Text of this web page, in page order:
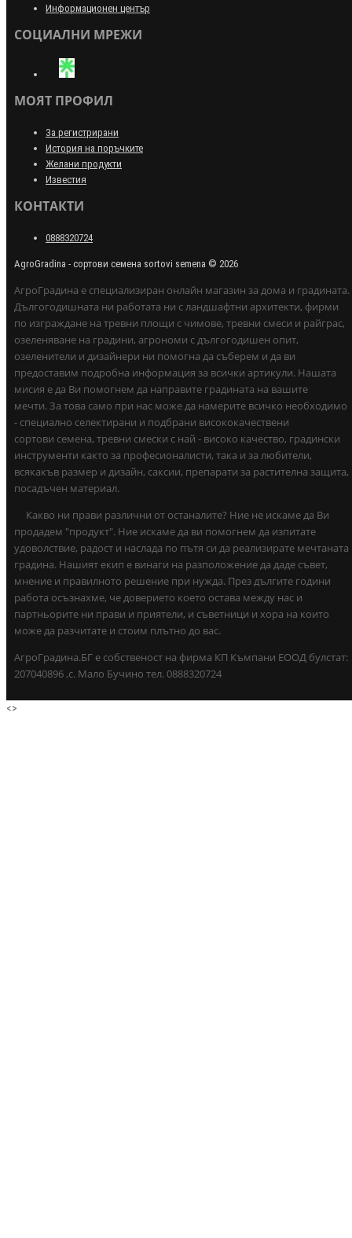
Информационен център
СОЦИАЛНИ МРЕЖИ
МОЯТ ПРОФИЛ
За регистрирани
История на поръчките
Желани продукти
Известия
КОНТАКТИ
0888320724
AgroGradina - сортови семена sortovi semena © 2026
АгроГрадина е специализиран онлайн магазин за дома и градината.
Дългогодишната ни работата ни с ландшафтни архитекти, фирми
по изграждане на тревни площи с чимове, тревни смеси и райграс,
озеленяване на градини, агрономи с дългогодишен опит,
озеленители и дизайнери ни помогна да съберем и да ви
предоставим подробна информация за всички артикули. Нашата
мисия е да Ви помогнем да направите градината на вашите
мечти. За това само при нас може да намерите всичко необходимо
- специално селектирани и подбрани висококачествени
сортови семена, тревни смески с най - високо качество, градински
инструменти както за професионалисти, така и за любители,
всякакъв размер и дизайн, саксии, препарати за растителна защита,
посадъчен материал.
Какво ни прави различни от останалите? Ние не искаме да Ви
продадем "продукт". Ние искаме да ви помогнем да изпитате
удоволствие, радост и наслада по пътя си да реализирате мечтаната
градина. Нашият екип е винаги на разположение да даде съвет,
мнение и правилното решение при нужда. През дългите години
работа осъзнахме, че доверието което остава между нас и
партньорите ни прави и приятели, и съветници и хора на които
може да разчитате и стоим плътно до вас.
АгроГрадина.БГ е собственост на фирма КП Къмпани ЕООД булстат:
207040896 ,с. Мало Бучино тел. 0888320724
<>